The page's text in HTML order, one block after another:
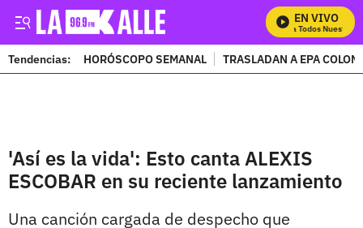
EN VIVO
Mira Todos Nuestros
Tendencias: HORÓSCOPO SEMANAL TRASLADAN A EPA
'Así es la vida': Esto canta ALEXIS
ESCOBAR en su reciente lanzamiento
Una canción cargada de despecho que